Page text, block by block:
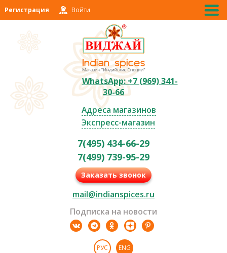
Регистрация Войти
WhatsApp: +7 (969) 341-
30-66
Адреса магазинов
Экспресс-магазин
7(495) 434-66-29
7(499) 739-95-29
Заказать звонок
mail@indianspices.ru
Подписка на новости
РУС ENG